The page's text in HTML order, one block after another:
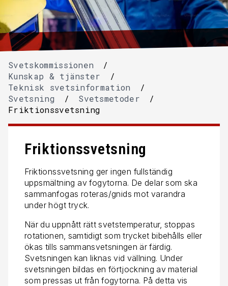
Svetskommissionen
/
Kunskap & tjänster
/
Teknisk svetsinformation
/
Svetsning
/ Svetsmetoder
/
Friktionssvetsning
Friktionssvetsning
Friktionssvetsning ger ingen fullständig
uppsmältning av fogytorna. De delar som ska
sammanfogas roteras/gnids mot varandra
under högt tryck.
När du uppnått rätt svetstemperatur, stoppas
rotationen, samtidigt som trycket bibehålls eller
ökas tills sammansvetsningen är färdig.
Svetsningen kan liknas vid vällning. Under
svetsningen bildas en förtjockning av material
som pressas ut från fogytorna. På detta vis